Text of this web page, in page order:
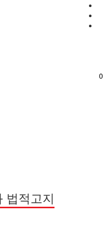
0
법적고지